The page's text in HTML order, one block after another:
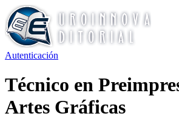
Autenticación
Técnico en
Artes Gráficas